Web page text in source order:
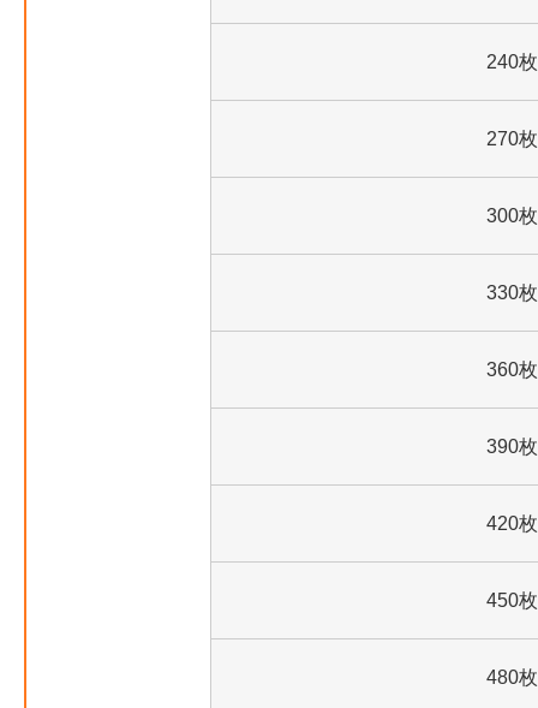
240枚
270枚
300枚
330枚
360枚
390枚
420枚
450枚
480枚